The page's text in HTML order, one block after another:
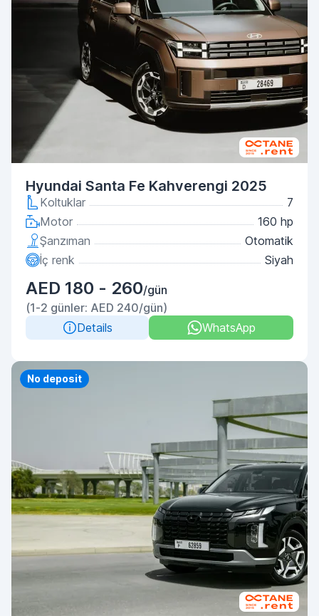
Hyundai Santa Fe Kahverengi 2025
Koltuklar
7
Motor
160 hp
Şanzıman
Otomatik
İç renk
Siyah
AED 180 - 260/gün
(1-2 günler: AED 240/gün)
Details
WhatsApp
Priority
No deposit